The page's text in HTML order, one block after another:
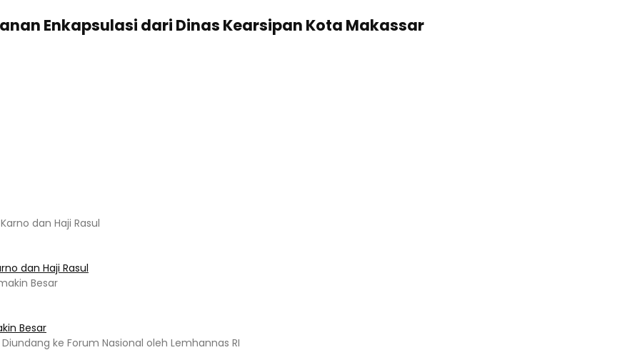
Enkapsulasi dari Dinas Kearsipan Kota Makassar
dan Haji Rasul
Besar